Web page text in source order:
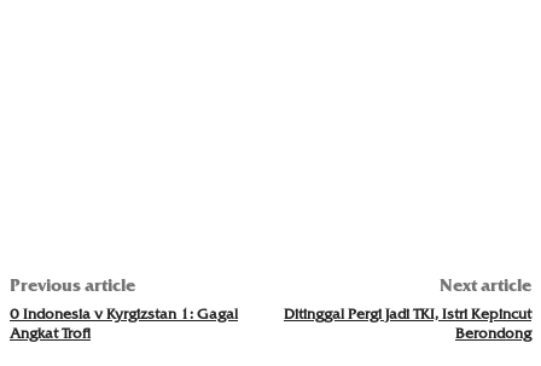
Previous article
0 Indonesia v Kyrgizstan 1: Gagal
Angkat Trofi
Next article
Ditinggal Pergi Jadi TKI, Istri Kepincut
Berondong